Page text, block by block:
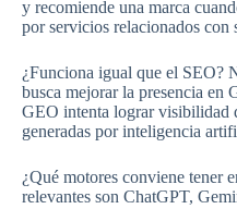
y recomiende una marca
por servicios relacionados con
¿Funciona igual que el SEO?
busca mejorar la presencia en
GEO intenta lograr visibilidad
generadas por inteligencia
¿Qué motores conviene tener
relevantes son ChatGPT,